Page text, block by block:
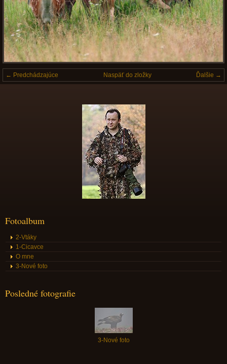
← Predchádzajúce Ďalšie →
Naspäť do zložky
Fotoalbum
2-Vtáky
1-Cicavce
O mne
3-Nové foto
Posledné fotografie
3-Nové foto